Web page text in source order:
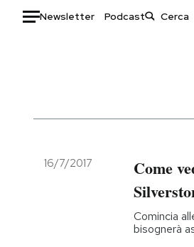
Newsletter Podcast
Italia
Politica
Ok
16/7/2017
Come
Comincia
bisognerà